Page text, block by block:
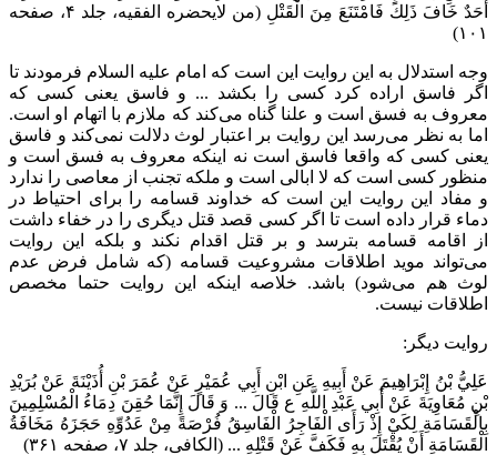
أَحَدٌ خَافَ ذَلِكَ فَامْتَنَعَ مِنَ الْقَتْلِ ‌ (من لایحضره الفقیه، جلد ۴، صفحه
۱۰ ۱)
وجه استدلال به این روایت این است که امام علیه السلام فرمودند تا
اگر فاسق اراده کرد کسی را بکشد ... و فاسق یعنی کسی که
معروف به فسق است و علنا گناه می‌کند که ملازم با اتهام او است.
اما به نظر می‌رسد این روایت بر اعتبار لوث دلالت نمی‌کند و فاسق
یعنی کسی که واقعا فاسق است نه اینکه معروف به فسق است و
منظور کسی است که لا ابالی است و ملکه تجنب از معاصی را ندارد
و مفاد این روایت این است که خداوند قسامه را برای احتیاط در
دماء قرار داده است تا اگر کسی قصد قتل دیگری را در خفاء داشت
از اقامه قسامه بترسد و بر قتل اقدام نکند و بلکه این روایت
می‌تواند موید اطلاقات مشروعیت قسامه (که شامل فرض عدم
لوث هم می‌شود) باشد. خلاصه اینکه این روایت حتما مخصص
اطلاقات نیست.
روایت دیگر:
عَلِيُّ بْنُ إِبْرَاهِيمَ عَنْ أَبِيهِ عَنِ ابْنِ أَبِي عُمَيْرٍ عَنْ عُمَرَ بْنِ أُذَيْنَةَ عَنْ بُرَيْدِ
بْنِ مُعَاوِيَةَ عَنْ أَبِي عَبْدِ اللَّهِ ع قَالَ ... وَ قَالَ إِنَّمَا حُقِنَ دِمَاءُ الْمُسْلِمِينَ
بِالْقَسَامَةِ لِكَيْ إِذْ رَأَى الْفَاجِرُ الْفَاسِقُ فُرْصَةً مِنْ عَدُوِّهِ حَجَزَهُ مَخَافَةُ
الْقَسَامَةِ أَنْ يُقْتَلَ بِهِ فَكَفَّ عَنْ قَتْلِهِ ...‌ (الکافی، جلد ۷، صفحه ۳۶۱)